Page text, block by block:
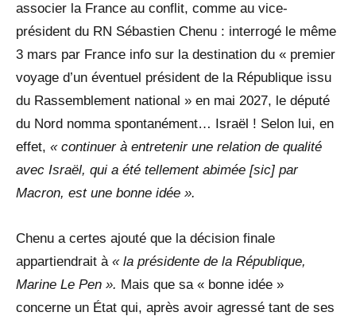
associer la France au conflit, comme au vice-
président du RN Sébastien Chenu : interrogé le même
3 mars par France info sur la destination du « premier
voyage d’un éventuel président de la République issu
du Rassemblement national » en mai 2027, le député
du Nord nomma spontanément… Israël ! Selon lui, en
effet, « continuer à entretenir une relation de qualité
avec Israël, qui a été tellement abimée [sic] par
Macron, est une bonne idée ».
Chenu a certes ajouté que la décision finale
appartiendrait à « la présidente de la République,
Marine Le Pen ». Mais que sa « bonne idée »
concerne un État qui, après avoir agressé tant de ses